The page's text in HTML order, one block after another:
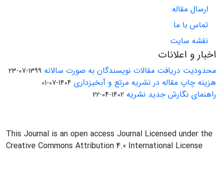
ارسال مقاله
تماس با ما
نقشه سایت
اخبار و اعلانات
محدودیت دریافت مقالات نویسندگان به صورت سالانه 1399-07-23
هزینه چاپ مقاله در نشریه مرتع و آبخیزداری 1404-07-01
راهنمای نگارش جدید نشریه 1402-04-22
This Journal is an open access Journal Licensed under the
Creative Commons Attribution 4.0 International License